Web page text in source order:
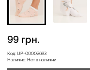
Код: UP-00002693
Наличие: Нет в наличии
99 грн.
Бесшовные леггинсы
LEGGINGS (черный)